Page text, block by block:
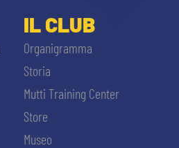
IL CLUB
Organigramma
Storia
Mutti Training Center
Store
Museo